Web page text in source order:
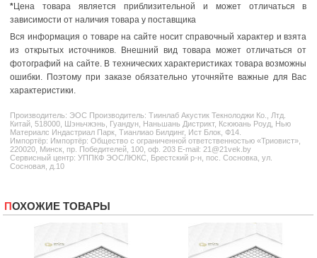
*Цена товара является приблизительной и может отличаться в
зависимости от наличия товара у поставщика
Вся информация о товаре на сайте носит справочный характер и взята
из открытых источников. Внешний вид товара может отличаться от
фотографий на сайте. В технических характеристиках товара возможны
ошибки. Поэтому при заказе обязательно уточняйте важные для Вас
характеристики.
Производитель: ЭОС Производитель: Тиинлаб Акустик Текнолоджи Ко., Лтд.
Китай, 518000, Шэньчжэнь, Гуандун, Наньшань Дистрикт, Ксююань Роуд, Нью
Материалс Индастриал Парк, Тианлиао Билдинг, Ист Блок, Ф14.
Импортёр: Импортёр: Общество с ограниченной ответственностью «Триовист»,
220020, Минск, пр. Победителей, 100, оф. 203 E-mail: 21@21vek.by
Сервисный центр: УППКФ ЭОСЛЮКС, Брестский р-н, пос. Сосновка, ул.
Сосновая, д.10
ПОХОЖИЕ ТОВАРЫ